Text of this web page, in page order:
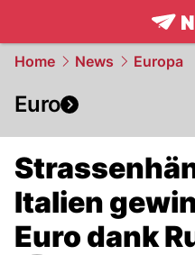
Home News Europa
Euro
Italien
Euro dank